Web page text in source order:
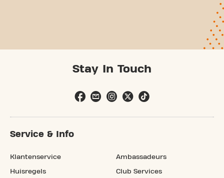
Stay In Touch
Service & Info
Klantenservice
Huisregels
Ambassadeurs
Club Services